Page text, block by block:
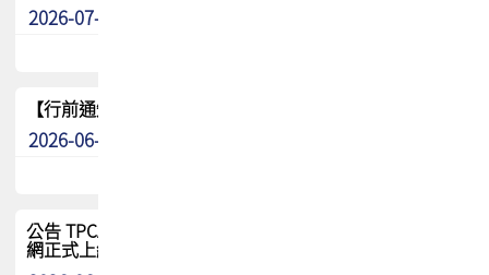
2026-07-08
【行前通知】8/15(六) 2026 TPCA健康盃保齡球聯誼賽
2026-06-29
公告 TPCA 台灣電路板協會官網將迎來新面貌，7/1 新官
網正式上線！